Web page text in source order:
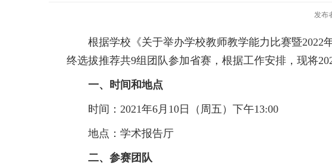
发布
根据学校《关于举办学校教师教学能力比赛暨
终选拔推荐共9组团队参加省赛，根据工作安排，现将
一、时间和地点
时间：2021年6月10日（周五）下午13:00
地点：学术报告厅
二、参赛团队